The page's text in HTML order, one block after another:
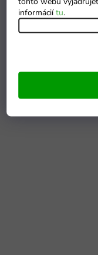
informáciítu.